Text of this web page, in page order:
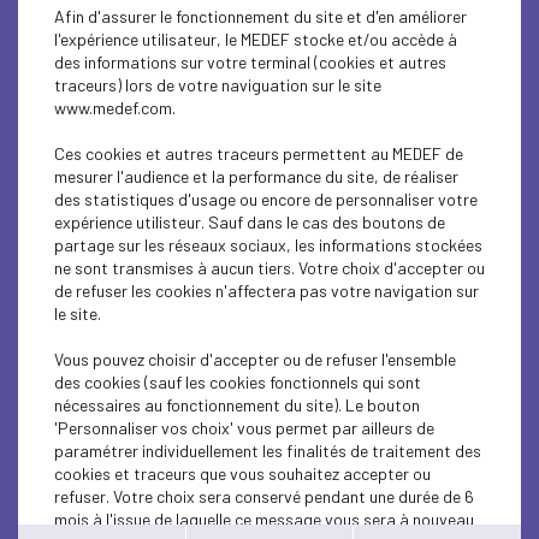
ECONOMY
ECONOMY
ECONOMY
ECONOMY
ECONOMY
ECONOMY
ECONOMY
ECONOMY
ECONOMY
ECONOMY
ECONOMY
Afin d'assurer le fonctionnement du site et d'en améliorer
l'expérience utilisateur, le MEDEF stocke et/ou accède à
des informations sur votre terminal (cookies et autres
traceurs) lors de votre naviguation sur le site
www.medef.com.
Ces cookies et autres traceurs permettent au MEDEF de
mesurer l'audience et la performance du site, de réaliser
des statistiques d'usage ou encore de personnaliser votre
expérience utilisteur. Sauf dans le cas des boutons de
partage sur les réseaux sociaux, les informations stockées
ne sont transmises à aucun tiers. Votre choix d'accepter ou
de refuser les cookies n'affectera pas votre navigation sur
le site.
Vous pouvez choisir d'accepter ou de refuser l'ensemble
des cookies (sauf les cookies fonctionnels qui sont
nécessaires au fonctionnement du site). Le bouton
'Personnaliser vos choix' vous permet par ailleurs de
paramétrer individuellement les finalités de traitement des
cookies et traceurs que vous souhaitez accepter ou
refuser. Votre choix sera conservé pendant une durée de 6
mois à l'issue de laquelle ce message vous sera à nouveau